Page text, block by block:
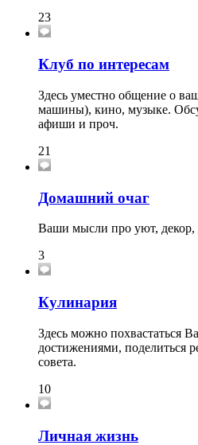
23
Клуб по интересам
Здесь уместно общение о
машины), кино, музыке.
афиши и проч.
21
Домашний очаг
Ваши мысли про уют, декор,
3
Кулинария
Здесь можно похвастаться
достижениями, поделиться
совета.
10
Личная жизнь